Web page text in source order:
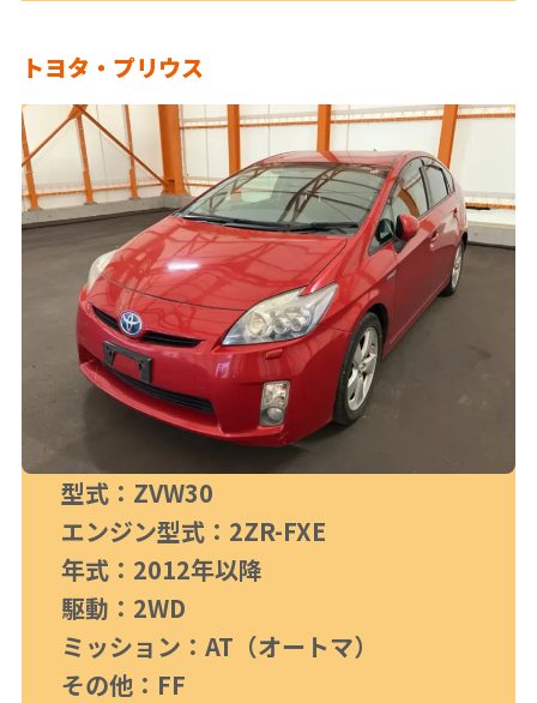
トヨタ・プリウス
型式：ZVW30
エンジン型式：2ZR-FXE
年式：2012年以降
駆動：2WD
ミッション：AT（オートマ）
その他：FF